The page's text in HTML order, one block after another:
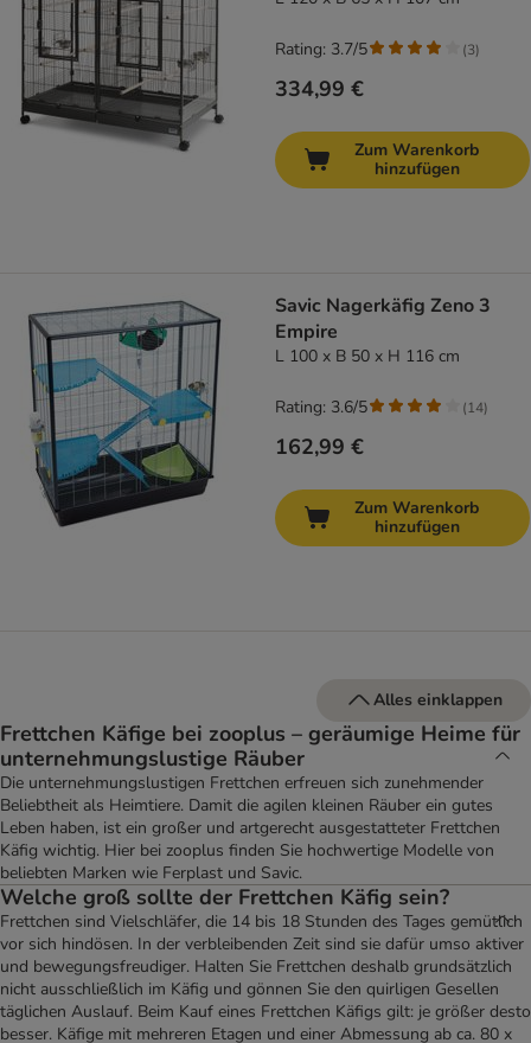
334,99 €
Rating: 3.7/5 (3)
Zum Warenkorb
hinzufügen
Savic Nagerkäfig Zeno 3
Empire
L 100 x B 50 x H 116 cm
162,99 €
Rating: 3.6/5 (14)
Zum Warenkorb
hinzufügen
Alles einklappen
Frettchen Käfige bei zooplus – geräumige Heime für
unternehmungslustige Räuber
Die unternehmungslustigen Frettchen erfreuen sich zunehmender
Beliebtheit als Heimtiere. Damit die agilen kleinen Räuber ein gutes
Leben haben, ist ein großer und artgerecht ausgestatteter Frettchen
Käfig wichtig. Hier bei zooplus finden Sie hochwertige Modelle von
beliebten Marken wie Ferplast und Savic.
Welche groß sollte der Frettchen Käfig sein?
Frettchen sind Vielschläfer, die 14 bis 18 Stunden des Tages gemütlich
vor sich hindösen. In der verbleibenden Zeit sind sie dafür umso aktiver
und bewegungsfreudiger. Halten Sie Frettchen deshalb grundsätzlich
nicht ausschließlich im Käfig und gönnen Sie den quirligen Gesellen
täglichen Auslauf. Beim Kauf eines Frettchen Käfigs gilt: je größer desto
besser. Käfige mit mehreren Etagen und einer Abmessung ab ca. 80 x